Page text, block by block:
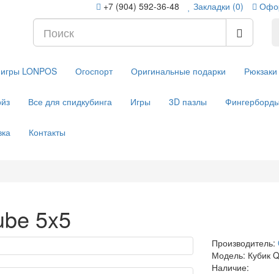
+7 (904) 592-36-48 Закладки (0)
LONPOS Огоспорт Оригинальные подарки
Все для спидкубинга Игры 3D пазлы Фингерборды
Контакты
5x5
Производитель:
Модель: Кубик
Наличие: